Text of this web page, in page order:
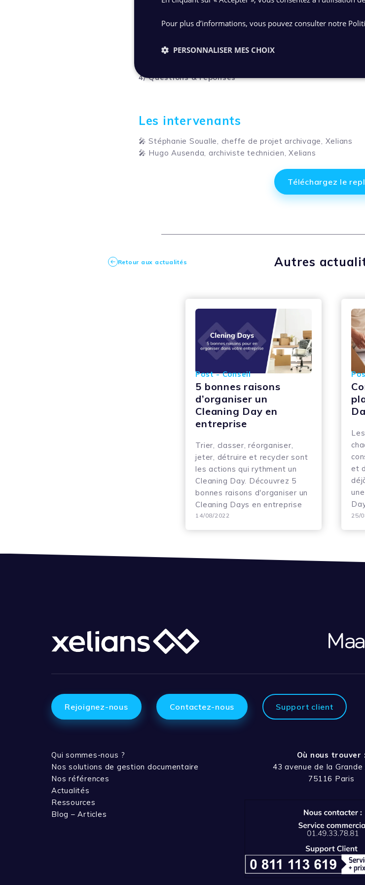
🔹 Les bénéfices pour le client
4/ Questions & réponses
Les intervenants
🎤 Stéphanie Soualle, cheffe de projet archivage, Xelians
🎤 Hugo Ausenda, archiviste technicien, Xelians
Téléchargez le
Retour aux actualités Autres
Post - Conseil
5 bonnes raisons
d’organiser un
Cleaning Day en
entreprise
Trier, classer, réorganiser,
jeter, détruire et recycler sont
les actions qui rythment un
Cleaning Day. Découvrez 5
bonnes raisons d'organiser un
Cleaning Days en entreprise
14/08/2022
et
25/
Rejoignez-nous Contactez-nous Support client
Qui sommes-nous ?
Nos solutions de gestion documentaire
Nos références
Actualités
Ressources
Blog – Articles
Où nous trouver :
43 avenue de la Grande
75116 Paris
Pour plus d’informations, vous pouvez consulter notre
PERSONNALISER MES CHOIX